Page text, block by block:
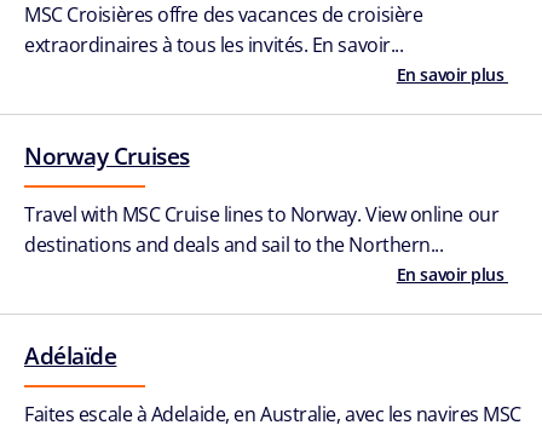
MSC Croisières offre des vacances de croisière
extraordinaires à tous les invités. En savoir...
En savoir plus
Norway Cruises
Travel with MSC Cruise lines to Norway. View online our
destinations and deals and sail to the Northern...
En savoir plus
Adélaïde
Faites escale à Adelaide, en Australie, avec les navires MSC